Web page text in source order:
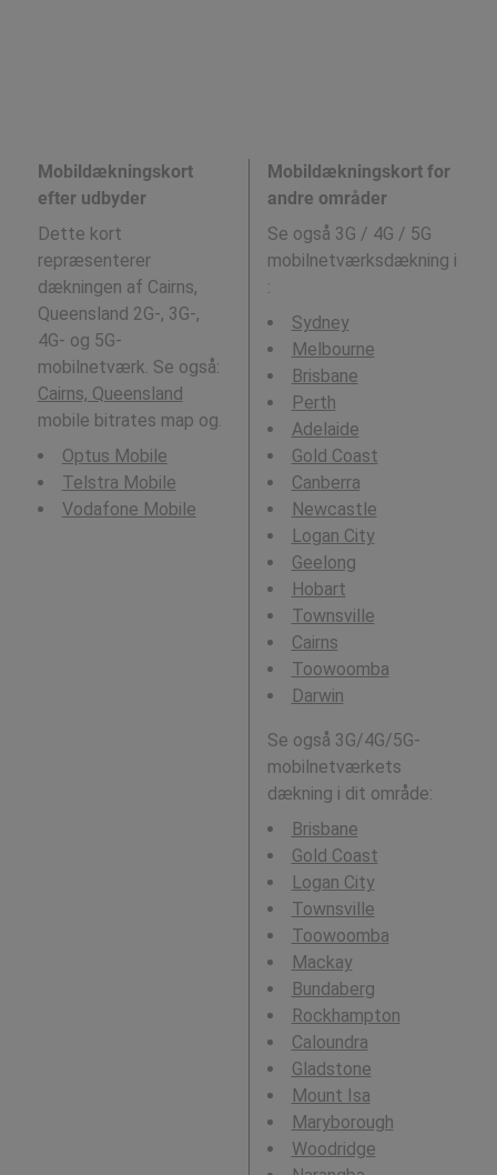
Mobildækningskort
efter udbyder
Dette kort
repræsenterer
dækningen af Cairns,
Queensland 2G-, 3G-,
4G- og 5G-
mobilnetværk. Se også:
Cairns, Queensland
mobile bitrates map og.
Optus Mobile
Telstra Mobile
Vodafone Mobile
Mobildækningskort for
andre områder
Se også 3G / 4G / 5G
mobilnetværksdækning i
:
Sydney
Melbourne
Brisbane
Perth
Adelaide
Gold Coast
Canberra
Newcastle
Logan City
Geelong
Hobart
Townsville
Cairns
Toowoomba
Darwin
Se også 3G/4G/5G-
mobilnetværkets
dækning i dit område:
Brisbane
Gold Coast
Logan City
Townsville
Toowoomba
Mackay
Bundaberg
Rockhampton
Caloundra
Gladstone
Mount Isa
Maryborough
Woodridge